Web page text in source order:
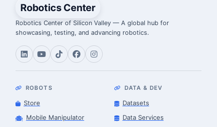
Robotics Center
Robotics Center of Silicon Valley — A global hub for
showcasing, testing, and advancing robotics.
ROBOTS
Store
Mobile Manipulator
DATA & DEV
Datasets
Data Services